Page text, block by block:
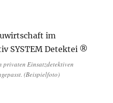
privaten Einsatzdetektiven
(Beispielfoto)